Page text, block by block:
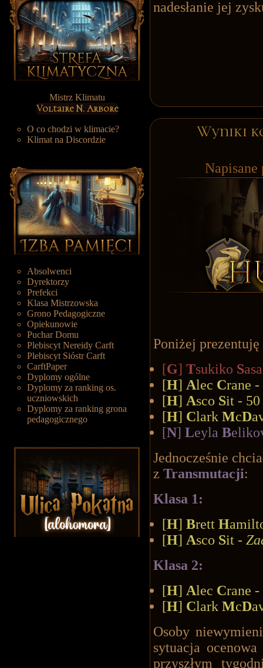
Mistrz Klimatu
Voltaire N. Arbore
O co chodzi w klimacie?
Klimat na Discordzie
Absolwenci
Dyrektorzy
Prefekci
Klasa Mistrzowska
Grono Pedagogiczne
Opiekunowie
Puchar Domu
Plebiscyt Nereidy Carft
Plebiscyt Sióstr Carft
CarftPaper
Dyplomy ogólne
Dyplomy za ranking os.
uczniowskich
Dyplomy za ranking grona
pedagogicznego
nadesłanie jej
Wyniki
Napisane
Poniżej
[G] Tsukiko S
[H] Alec Crane
[H] Asco Sit -
[H] Clark McD
[N] Leyla B
Jednocześnie
z Transmutacji:
Klasa 1:
[H] Brett H
[H] Asco Sit -
Klasa 2:
[H] Alec Crane -
[H] Clark McD
Osoby
sytuacja
przyszłym